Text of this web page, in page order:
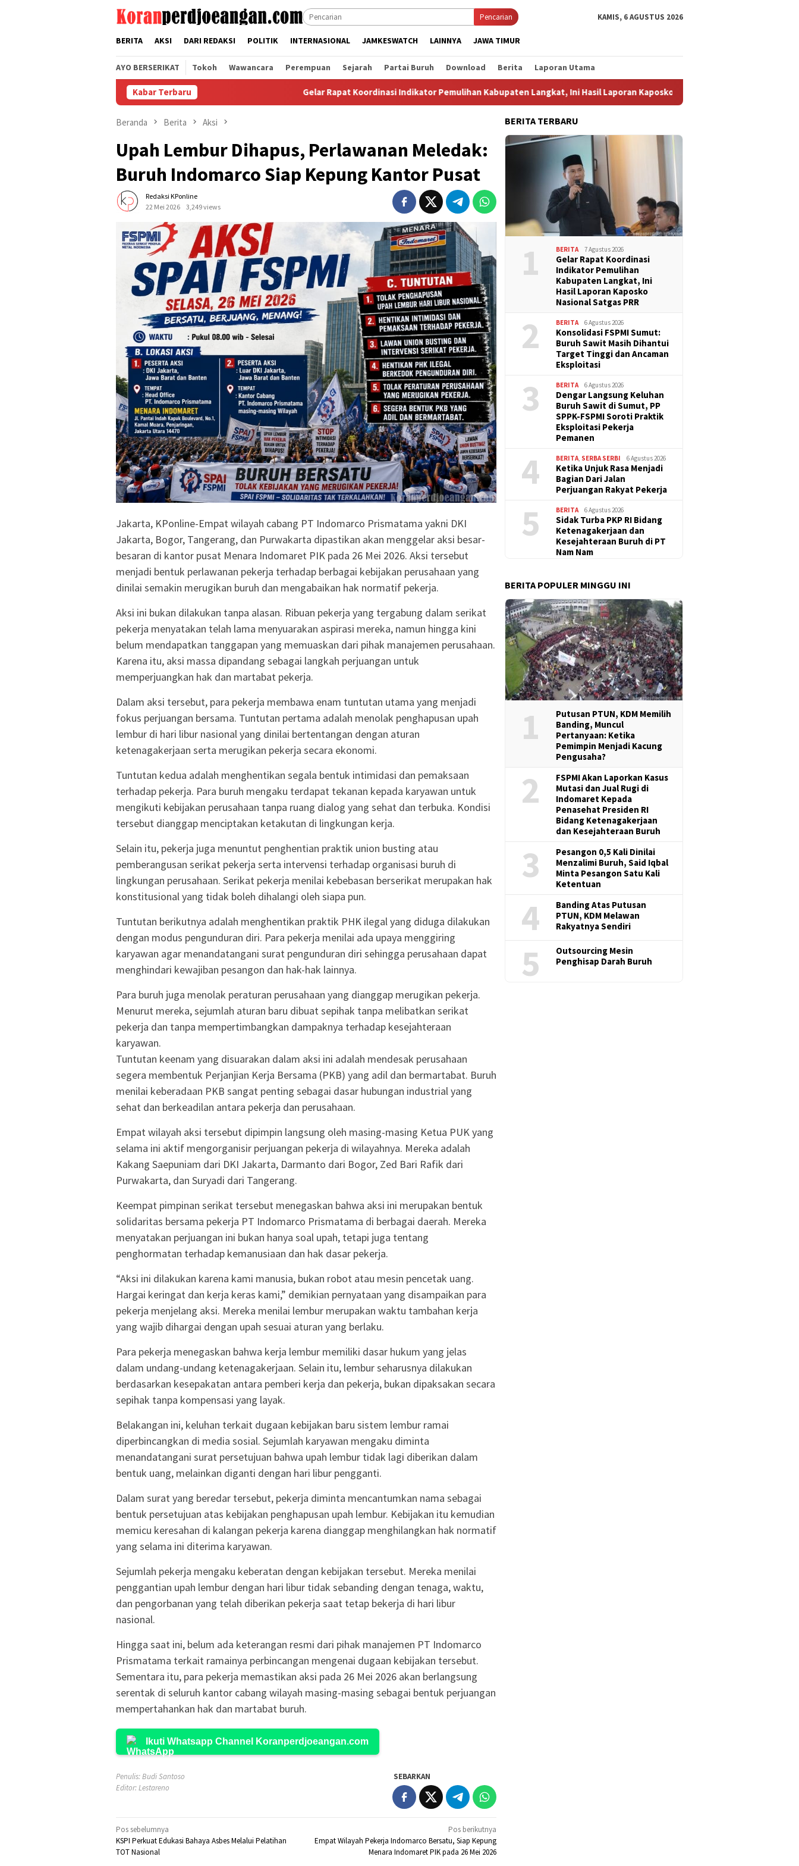
Pencarian KAMIS, 6 AGUSTUS 2026
BERITA AKSI DARI REDAKSI POLITIK INTERNASIONAL JAMKESWATCH LAINNYA JAWA TIMUR
AYO BERSERIKAT Tokoh Wawancara Perempuan Sejarah Partai Buruh Download Berita Laporan Utama
Kabar Terbaru Gelar Rapat Koordinasi Indikator Pemulihan Kabupaten Langkat, Ini Hasil Laporan Kaposko Nasional Satgas PRR
Beranda Berita Aksi
Upah Lembur Dihapus, Perlawanan Meledak:
Buruh Indomarco Siap Kepung Kantor Pusat
Redaksi KPonline
22 Mei 2026
3,249 views
Jakarta, KPonline-Empat wilayah cabang PT Indomarco Prismatama yakni DKI
Jakarta, Bogor, Tangerang, dan Purwakarta dipastikan akan menggelar aksi besar-
besaran di kantor pusat Menara Indomaret PIK pada 26 Mei 2026. Aksi tersebut
menjadi bentuk perlawanan pekerja terhadap berbagai kebijakan perusahaan yang
dinilai semakin merugikan buruh dan mengabaikan hak normatif pekerja.
Aksi ini bukan dilakukan tanpa alasan. Ribuan pekerja yang tergabung dalam serikat
pekerja menyatakan telah lama menyuarakan aspirasi mereka, namun hingga kini
belum mendapatkan tanggapan yang memuaskan dari pihak manajemen perusahaan.
Karena itu, aksi massa dipandang sebagai langkah perjuangan untuk
memperjuangkan hak dan martabat pekerja.
Dalam aksi tersebut, para pekerja membawa enam tuntutan utama yang menjadi
fokus perjuangan bersama. Tuntutan pertama adalah menolak penghapusan upah
lembur di hari libur nasional yang dinilai bertentangan dengan aturan
ketenagakerjaan serta merugikan pekerja secara ekonomi.
Tuntutan kedua adalah menghentikan segala bentuk intimidasi dan pemaksaan
terhadap pekerja. Para buruh mengaku terdapat tekanan kepada karyawan untuk
mengikuti kebijakan perusahaan tanpa ruang dialog yang sehat dan terbuka. Kondisi
tersebut dianggap menciptakan ketakutan di lingkungan kerja.
Selain itu, pekerja juga menuntut penghentian praktik union busting atau
pemberangusan serikat pekerja serta intervensi terhadap organisasi buruh di
lingkungan perusahaan. Serikat pekerja menilai kebebasan berserikat merupakan hak
konstitusional yang tidak boleh dihalangi oleh siapa pun.
Tuntutan berikutnya adalah menghentikan praktik PHK ilegal yang diduga dilakukan
dengan modus pengunduran diri. Para pekerja menilai ada upaya menggiring
karyawan agar menandatangani surat pengunduran diri sehingga perusahaan dapat
menghindari kewajiban pesangon dan hak-hak lainnya.
Para buruh juga menolak peraturan perusahaan yang dianggap merugikan pekerja.
Menurut mereka, sejumlah aturan baru dibuat sepihak tanpa melibatkan serikat
pekerja dan tanpa mempertimbangkan dampaknya terhadap kesejahteraan
karyawan.
Tuntutan keenam yang disuarakan dalam aksi ini adalah mendesak perusahaan
segera membentuk Perjanjian Kerja Bersama (PKB) yang adil dan bermartabat. Buruh
menilai keberadaan PKB sangat penting sebagai dasar hubungan industrial yang
sehat dan berkeadilan antara pekerja dan perusahaan.
Empat wilayah aksi tersebut dipimpin langsung oleh masing-masing Ketua PUK yang
selama ini aktif mengorganisir perjuangan pekerja di wilayahnya. Mereka adalah
Kakang Saepuniam dari DKI Jakarta, Darmanto dari Bogor, Zed Bari Rafik dari
Purwakarta, dan Suryadi dari Tangerang.
Keempat pimpinan serikat tersebut menegaskan bahwa aksi ini merupakan bentuk
solidaritas bersama pekerja PT Indomarco Prismatama di berbagai daerah. Mereka
menyatakan perjuangan ini bukan hanya soal upah, tetapi juga tentang
penghormatan terhadap kemanusiaan dan hak dasar pekerja.
“Aksi ini dilakukan karena kami manusia, bukan robot atau mesin pencetak uang.
Hargai keringat dan kerja keras kami,” demikian pernyataan yang disampaikan para
pekerja menjelang aksi. Mereka menilai lembur merupakan waktu tambahan kerja
yang wajib dihargai dengan upah sesuai aturan yang berlaku.
Para pekerja menegaskan bahwa kerja lembur memiliki dasar hukum yang jelas
dalam undang-undang ketenagakerjaan. Selain itu, lembur seharusnya dilakukan
berdasarkan kesepakatan antara pemberi kerja dan pekerja, bukan dipaksakan secara
sepihak tanpa kompensasi yang layak.
Belakangan ini, keluhan terkait dugaan kebijakan baru sistem lembur ramai
diperbincangkan di media sosial. Sejumlah karyawan mengaku diminta
menandatangani surat persetujuan bahwa upah lembur tidak lagi diberikan dalam
bentuk uang, melainkan diganti dengan hari libur pengganti.
Dalam surat yang beredar tersebut, pekerja diminta mencantumkan nama sebagai
bentuk persetujuan atas kebijakan penghapusan upah lembur. Kebijakan itu kemudian
memicu keresahan di kalangan pekerja karena dianggap menghilangkan hak normatif
yang selama ini diterima karyawan.
Sejumlah pekerja mengaku keberatan dengan kebijakan tersebut. Mereka menilai
penggantian upah lembur dengan hari libur tidak sebanding dengan tenaga, waktu,
dan pengorbanan yang telah diberikan pekerja saat tetap bekerja di hari libur
nasional.
Hingga saat ini, belum ada keterangan resmi dari pihak manajemen PT Indomarco
Prismatama terkait ramainya perbincangan mengenai dugaan kebijakan tersebut.
Sementara itu, para pekerja memastikan aksi pada 26 Mei 2026 akan berlangsung
serentak di seluruh kantor cabang wilayah masing-masing sebagai bentuk perjuangan
mempertahankan hak dan martabat buruh.
Ikuti Whatsapp Channel Koranperdjoeangan.com
Penulis: Budi Santoso
Editor: Lestareno
SEBARKAN
Navigasi
pos
Pos sebelumnya
KSPI Perkuat Edukasi Bahaya Asbes Melalui Pelatihan
TOT Nasional
Pos berikutnya
Empat Wilayah Pekerja Indomarco Bersatu, Siap Kepung
Menara Indomaret PIK pada 26 Mei 2026
BERITA TERBARU
1 BERITA 7 Agustus 2026
Gelar Rapat Koordinasi
Indikator Pemulihan
Kabupaten Langkat, Ini
Hasil Laporan Kaposko
Nasional Satgas PRR
2 BERITA 6 Agustus 2026
Konsolidasi FSPMI Sumut:
Buruh Sawit Masih Dihantui
Target Tinggi dan Ancaman
Eksploitasi
3 BERITA 6 Agustus 2026
Dengar Langsung Keluhan
Buruh Sawit di Sumut, PP
SPPK-FSPMI Soroti Praktik
Eksploitasi Pekerja
Pemanen
4 BERITA SERBA SERBI 6 Agustus 2026
Ketika Unjuk Rasa Menjadi
Bagian Dari Jalan
Perjuangan Rakyat Pekerja
5 BERITA 6 Agustus 2026
Sidak Turba PKP RI Bidang
Ketenagakerjaan dan
Kesejahteraan Buruh di PT
Nam Nam
BERITA POPULER MINGGU INI
1
Putusan PTUN, KDM Memilih
Banding, Muncul
Pertanyaan: Ketika
Pemimpin Menjadi Kacung
Pengusaha?
2
FSPMI Akan Laporkan Kasus
Mutasi dan Jual Rugi di
Indomaret Kepada
Penasehat Presiden RI
Bidang Ketenagakerjaan
dan Kesejahteraan Buruh
3
Pesangon 0,5 Kali Dinilai
Menzalimi Buruh, Said Iqbal
Minta Pesangon Satu Kali
Ketentuan
4
Banding Atas Putusan
PTUN, KDM Melawan
Rakyatnya Sendiri
5
Outsourcing Mesin
Penghisap Darah Buruh